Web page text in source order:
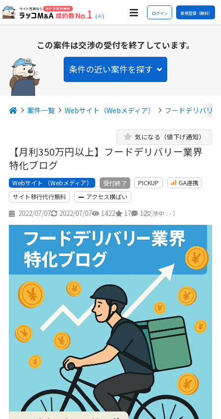
(※) ログイン 新規登録（無料）
この案件は交渉の受付を終了しています。
条件の近い案件を探す
案件一覧 Webサイト（Webメディア） フードデリバリー
【月利350万円以上】フードデリバリー業界
特化ブログ
気になる（値下げ通知）
Webサイト （Webメディア） 受付終了 PICKUP
GA連携
サイト移行代行無料
アクセス横ばい
2022/07/07 2022/07/07 1422 17 12
（交渉中 : - ）